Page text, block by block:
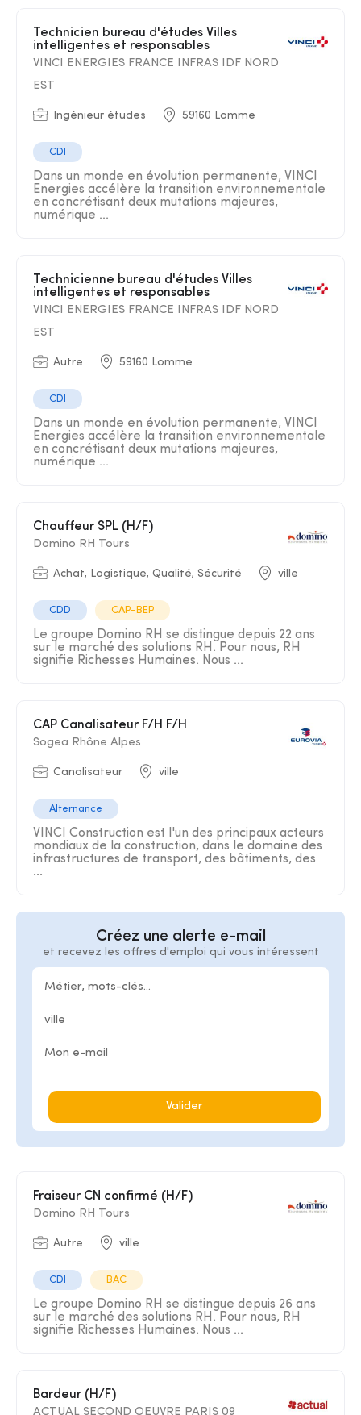
intelligentes et responsables
VINCI ENERGIES FRANCE INFRAS IDF NORD
EST
Ingénieur études 59160 Lomme
CDI
Dans un monde en évolution permanente, VINCI
Energies accélère la transition environnementale
en concrétisant deux mutations majeures,
numérique ...
intelligentes et responsables
VINCI ENERGIES FRANCE INFRAS IDF NORD
EST
Autre 59160 Lomme
CDI
Dans un monde en évolution permanente, VINCI
Energies accélère la transition environnementale
en concrétisant deux mutations majeures,
numérique ...
Chauffeur SPL (H/F)
Domino RH Tours
Achat, Logistique, Qualité, Sécurité ville
CDD CAP-BEP
Le groupe Domino RH se distingue depuis 22 ans
sur le marché des solutions RH. Pour nous, RH
signifie Richesses Humaines. Nous ...
CAP Canalisateur F/H F/H
Sogea Rhône Alpes
Canalisateur ville
Alternance
VINCI Construction est l'un des principaux acteurs
mondiaux de la construction, dans le domaine des
infrastructures de transport, des bâtiments, des
...
Créez une alerte e-mail
et recevez les offres d'emploi qui vous intéressent
Valider
Fraiseur CN confirmé (H/F)
Domino RH Tours
Autre ville
CDI BAC
Le groupe Domino RH se distingue depuis 26 ans
sur le marché des solutions RH. Pour nous, RH
signifie Richesses Humaines. Nous ...
Bardeur (H/F)
ACTUAL SECOND OEUVRE PARIS 09